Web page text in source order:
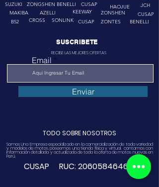
SUZUKI
ZONGSHEN
MAKIBA
AZELLI
BENELLI
CUSAP
KEEWAY
B52
CROSS SONLINK CUSAP
HAOJUE
JCH
ZONSHEN
ZONTES
CUSAP
BENELLI
SUSCRIBETE
RECIBE LAS MEJORES OFERTAS
Email
Enviar
TODO SOBRE NOSOTROS
Somos Una Empresa especializado en la comercialización de toda variedad
y modelos de motos, poseemos una tienda física y virtual. contamos con
información detallada y actualizada de toda la oferta de motos nuevas en
Perú.
CUSAP RUC:20605846468